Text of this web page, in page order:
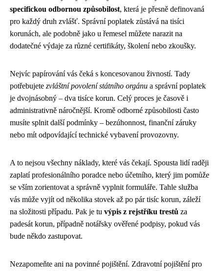
specifickou odbornou způsobilost, která je přesně definovaná
pro každý druh zvlášť. Správní poplatek zůstává na tisíci
korunách, ale podobně jako u řemesel můžete narazit na
dodatečné výdaje za různé certifikáty, školení nebo zkoušky.
Nejvíc papírování vás čeká s koncesovanou živností. Tady
potřebujete zvláštní povolení státního orgánu a správní poplatek
je dvojnásobný – dva tisíce korun. Celý proces je časově i
administrativně náročnější. Kromě odborné způsobilosti často
musíte splnit další podmínky – bezúhonnost, finanční záruky
nebo mít odpovídající technické vybavení provozovny.
A to nejsou všechny náklady, které vás čekají. Spousta lidí raději
zaplatí profesionálního poradce nebo účetního, který jim pomůže
se vším zorientovat a správně vyplnit formuláře. Tahle služba
vás může vyjít od několika stovek až po pár tisíc korun, záleží
na složitosti případu. Pak je tu výpis z rejstříku trestů za
padesát korun, případně notářsky ověřené podpisy, pokud vás
bude někdo zastupovat.
Nezapomeňte ani na povinné pojištění. Zdravotní pojištění pro